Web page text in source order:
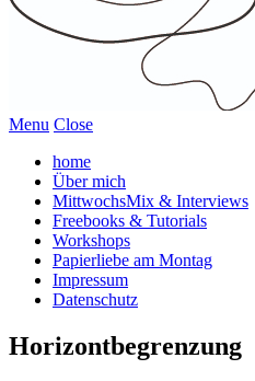
Menu Close
home
Über mich
MittwochsMix & Interviews
Freebooks & Tutorials
Workshops
Papierliebe am Montag
Impressum
Datenschutz
Horizontbegrenzung